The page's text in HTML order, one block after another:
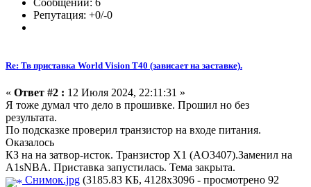
Репутация: +0/-0
Re: Тв приставка World Vision T40 (зависает на заставке).
« Ответ #2 : 12 Июля 2024, 22:11:31 »
Я тоже думал что дело в прошивке. Прошил но без
результата.
По подсказке проверил транзистор на входе питания.
Оказалось
КЗ на на затвор-исток. Транзистор X1 (AO3407).Заменил на
A1sNBA. Приставка запустилась. Тема закрыта.
Снимок.jpg (3185.83 КБ, 4128x3096 - просмотрено 92